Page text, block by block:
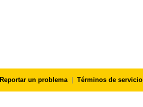
Reportar un problema| Términos de servicio